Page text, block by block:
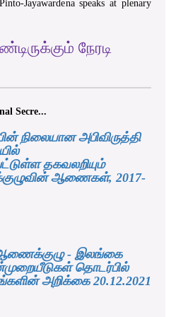
Jayawardena speaks at plenary
நேரடி
Secre...
நிலையான அபிவிருத்தி
தகவலறியும்
ஆணைகள், 2017-
- இலங்கை
தொடர்பில்
அறிக்கை 20.12.2021